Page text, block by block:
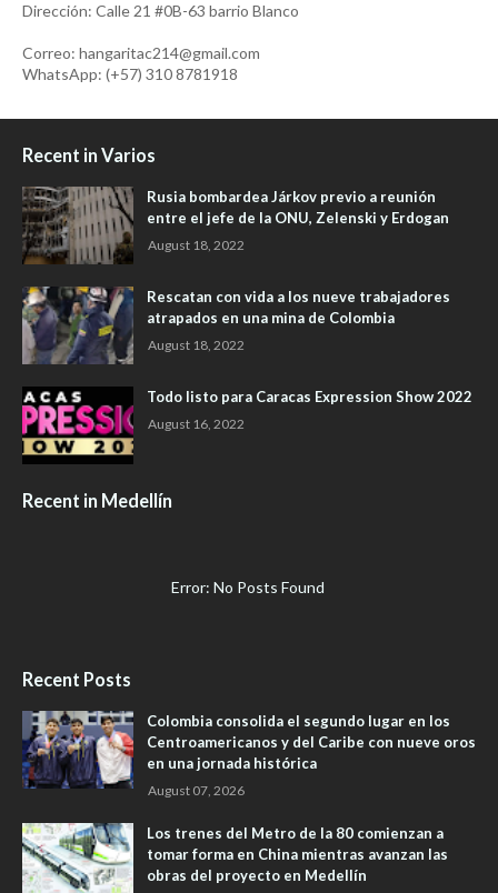
Dirección: Calle 21 #0B-63 barrio Blanco
Correo: hangaritac214@gmail.com
WhatsApp: (+57) 310 8781918
Recent in Varios
Rusia bombardea Járkov previo a reunión
entre el jefe de la ONU, Zelenski y Erdogan
August 18, 2022
Rescatan con vida a los nueve trabajadores
atrapados en una mina de Colombia
August 18, 2022
Todo listo para Caracas Expression Show 2022
August 16, 2022
Recent in Medellín
Error: No Posts Found
Recent Posts
Colombia consolida el segundo lugar en los
Centroamericanos y del Caribe con nueve oros
en una jornada histórica
August 07, 2026
Los trenes del Metro de la 80 comienzan a
tomar forma en China mientras avanzan las
obras del proyecto en Medellín